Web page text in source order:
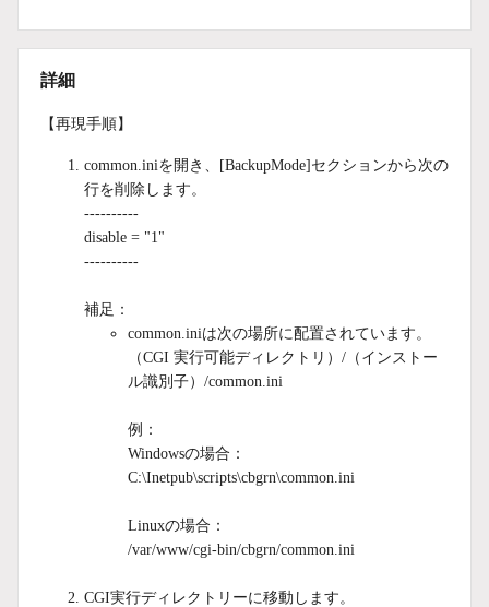
詳細
【再現手順】
common.iniを開き、[BackupMode]セクションから次の
行を削除します。
----------
disable = "1"
----------
補足：
common.iniは次の場所に配置されています。
（CGI 実行可能ディレクトリ）/（インストー
ル識別子）/common.ini
例：
Windowsの場合：
C:\Inetpub\scripts\cbgrn\common.ini
Linuxの場合：
/var/www/cgi-bin/cbgrn/common.ini
CGI実行ディレクトリーに移動します。